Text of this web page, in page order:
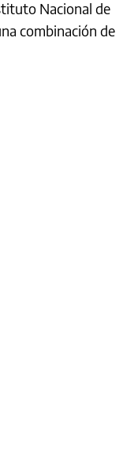
Nacional de
combinación de